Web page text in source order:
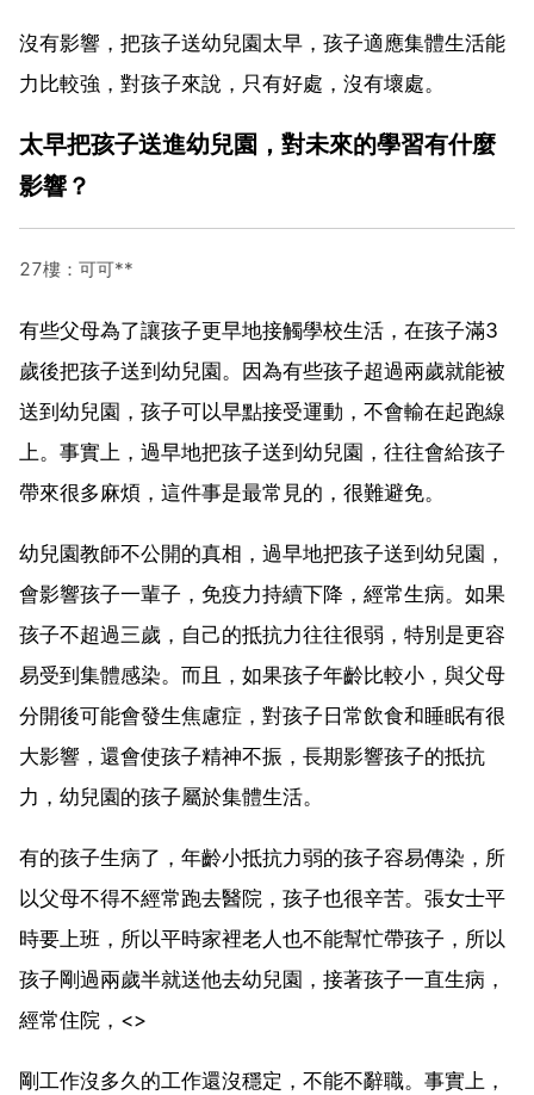
沒有影響，把孩子送幼兒園太早，孩子適應集體生活能
力比較強，對孩子來說，只有好處，沒有壞處。
太早把孩子送進幼兒園，對未來的學習有什麼
影響？
27樓：可可**
有些父母為了讓孩子更早地接觸學校生活，在孩子滿3
歲後把孩子送到幼兒園。因為有些孩子超過兩歲就能被
送到幼兒園，孩子可以早點接受運動，不會輸在起跑線
上。事實上，過早地把孩子送到幼兒園，往往會給孩子
帶來很多麻煩，這件事是最常見的，很難避免。
幼兒園教師不公開的真相，過早地把孩子送到幼兒園，
會影響孩子一輩子，免疫力持續下降，經常生病。如果
孩子不超過三歲，自己的抵抗力往往很弱，特別是更容
易受到集體感染。而且，如果孩子年齡比較小，與父母
分開後可能會發生焦慮症，對孩子日常飲食和睡眠有很
大影響，還會使孩子精神不振，長期影響孩子的抵抗
力，幼兒園的孩子屬於集體生活。
有的孩子生病了，年齡小抵抗力弱的孩子容易傳染，所
以父母不得不經常跑去醫院，孩子也很辛苦。張女士平
時要上班，所以平時家裡老人也不能幫忙帶孩子，所以
孩子剛過兩歲半就送他去幼兒園，接著孩子一直生病，
經常住院，<>
剛工作沒多久的工作還沒穩定，不能不辭職。事實上，